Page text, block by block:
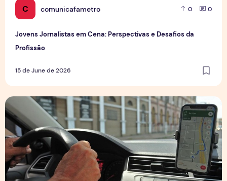
C comunicafametro 0 0
Jovens Jornalistas em Cena: Perspectivas e Desafios da
Profissão
15 de June de 2026
Número de motoristas por aplicativo cresce no Brasil